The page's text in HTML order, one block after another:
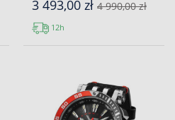
3 493,00 zł 4 990,00 zł
12h